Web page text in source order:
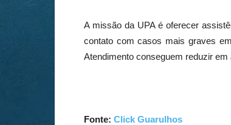
A missão da UPA é oferecer
contato com casos mais graves
Atendimento conseguem reduzir
Fonte: Click Guarulhos